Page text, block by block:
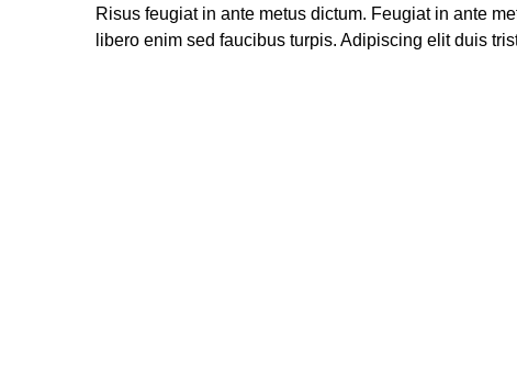
Risus feugiat in ante metus dictum. Feugiat in ante
libero enim sed faucibus turpis. Adipiscing elit duis